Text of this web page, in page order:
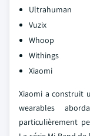
Ultrahuman
Vuzix
Whoop
Withings
Xiaomi
Xiaomi a construit
wearables
particulièrement